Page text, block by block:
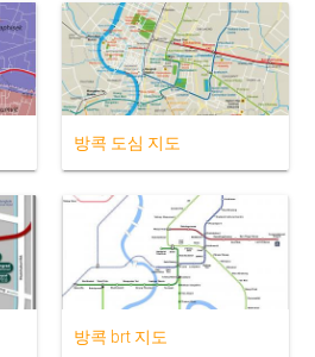
방콕 도심 지도
방콕 brt 지도